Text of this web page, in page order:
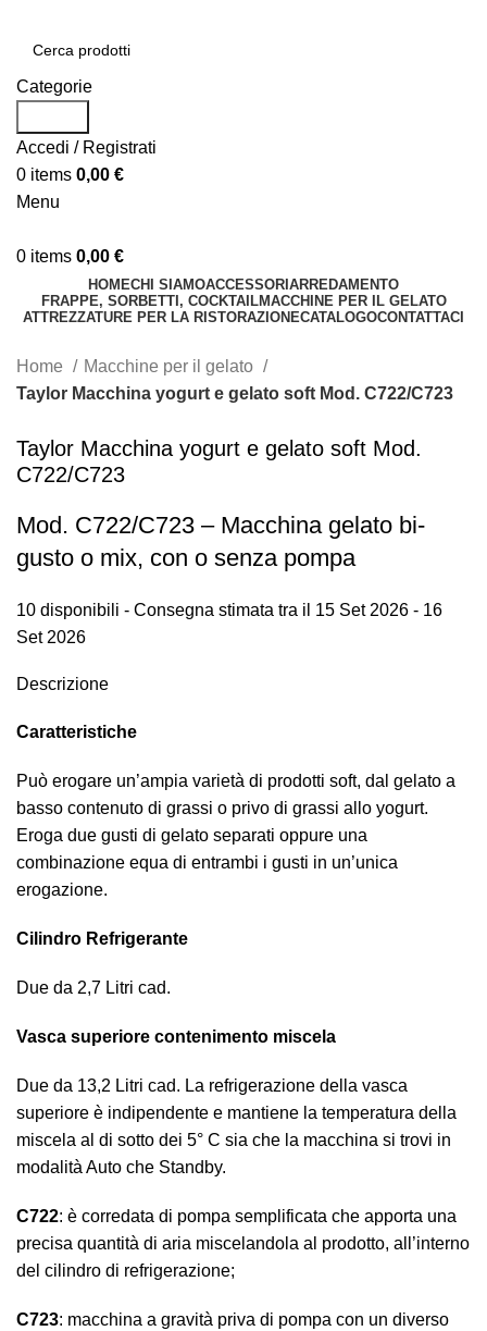
Categorie
Accedi / Registrati
0 items 0,00 €
Menu
0 items 0,00 €
HOMECHI SIAMOACCESSORI ARREDAMENTO
FRAPPE, SORBETTI, COCKTAILMACCHINE PER IL GELATO
ATTREZZATURE PER LA RISTORAZIONECATALOGOCONTATTACI
Home
Macchine per il gelato
Taylor Macchina yogurt e gelato soft Mod. C722/C723
Taylor Macchina yogurt e gelato soft Mod.
C722/C723
Mod. C722/C723 – Macchina gelato bi-
gusto o mix, con o senza pompa
10 disponibili - Consegna stimata tra il 15 Set 2026 - 16
Set 2026
Descrizione
Caratteristiche
Può erogare un’ampia varietà di prodotti soft, dal gelato a
basso contenuto di grassi o privo di grassi allo yogurt.
Eroga due gusti di gelato separati oppure una
combinazione equa di entrambi i gusti in un’unica
erogazione.
Cilindro Refrigerante
Due da 2,7 Litri cad.
Vasca superiore contenimento miscela
Due da 13,2 Litri cad. La refrigerazione della vasca
superiore è indipendente e mantiene la temperatura della
miscela al di sotto dei 5° C sia che la macchina si trovi in
modalità Auto che Standby.
C722: è corredata di pompa semplificata che apporta una
precisa quantità di aria miscelandola al prodotto, all’interno
del cilindro di refrigerazione;
C723: macchina a gravità priva di pompa con un diverso